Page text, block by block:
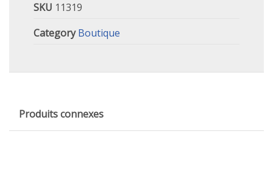
SKU 11319
Category Boutique
Produits connexes